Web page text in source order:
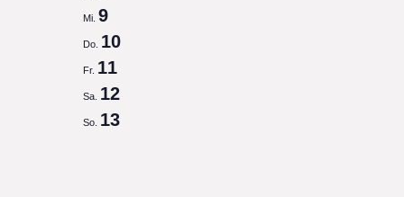
Mi. 9
Do. 10
Fr. 11
Sa. 12
So. 13